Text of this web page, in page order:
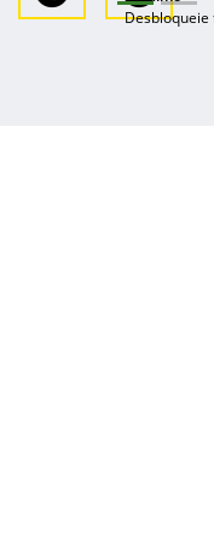
Desbloqueie